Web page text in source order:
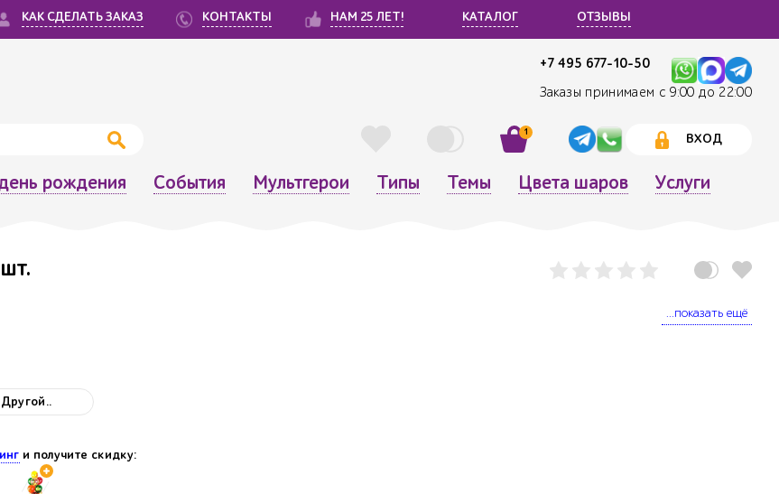
КАК СДЕЛАТЬ ЗАКАЗ КОНТАКТЫ НАМ 25 ЛЕТ! КАТАЛОГ ОТЗЫВЫ
+7 495 677-10-50
Заказы принимаем с 9:00 до 22:00
1
ВХОД
рождения События Мультгерои Типы Темы Цвета шаров Услуги
...показать ещё
Другой..
и получите скидку: